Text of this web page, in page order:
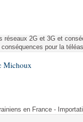
réseaux 2G et 3G et
pour la
Michoux
en France -